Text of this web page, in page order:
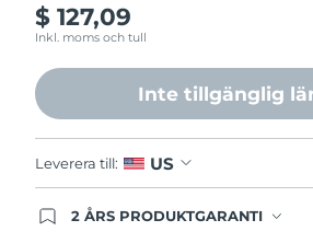
$ 127,09
Inkl. moms och tull
Inte tillgänglig
Leverera till: US
2 ÅRS PRODUKTGARANTI